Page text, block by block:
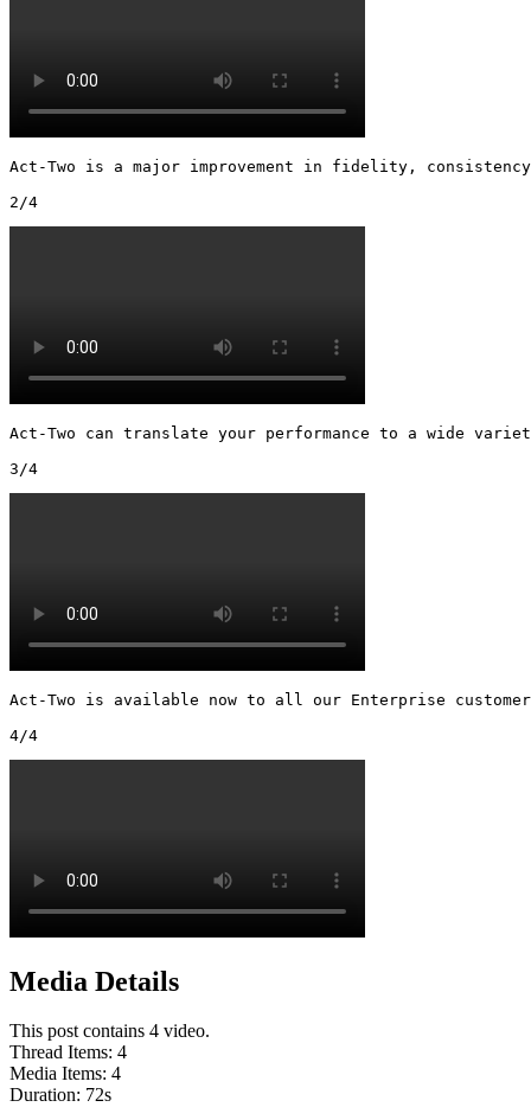
Act-Two is a major improvement in fidelity,
2/4
Act-Two can translate your performance to a wide
3/4
Act-Two is available now to all our Enterprise
4/4
Media Details
This post contains 4 video.
Thread Items: 4
Media Items: 4
Duration: 72s